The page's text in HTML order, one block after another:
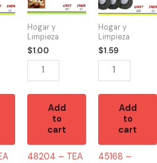
Hogar y
Limpieza
$1.00
LIGHT
VAINILLA(10)
quantity
Add
to
cart
48204 – TEA
Hogar y
Limpieza
$1.59
SCOURER
quantity
Add
to
cart
45168 –